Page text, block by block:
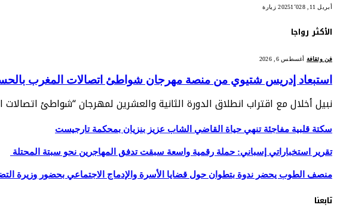
أبريل 11, 2025 1٬028 زيارة
الأكثر رواجا
فن وثقافة أغسطس 6, 2026
استبعاد إدريس شتيوي من منصة مهرجان شواطئ اتصالات المغرب
نبيل أخلال مع اقتراب انطلاق الدورة الثانية والعشرين لمهرجان “شواطئ
سكتة قلبية مفاجئة تنهي حياة القاضي الشاب عزيز بنزيان بمحكمة تارجيست
تقرير استخباراتي إسباني: حملة رقمية واسعة سبقت تدفق المهاجرين نحو سبتة المحتلة
منصف الطوب يحضر ندوة بتطوان حول قضايا الأسرة والإدماج الاجتماعي بحضور وزيرة
تابعنا